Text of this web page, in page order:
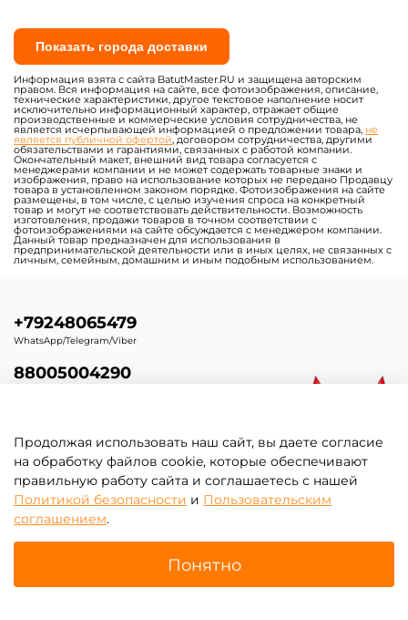
Показать города доставки
Информация взята с сайта BatutMaster.RU и защищена авторским
правом. Вся информация на сайте, все фотоизображения, описание,
технические характеристики, другое текстовое наполнение носит
исключительно информационный характер, отражает общие
производственные и коммерческие условия сотрудничества, не
является исчерпывающей информацией о предложении товара, не
является публичной офертой, договором сотрудничества, другими
обязательствами и гарантиями, связанных с работой компании.
Окончательный макет, внешний вид товара согласуется с
менеджерами компании и не может содержать товарные знаки и
изображения, право на использование которых не передано Продавцу
товара в установленном законом порядке. Фотоизображения на сайте
размещены, в том числе, с целью изучения спроса на конкретный
товар и могут не соответствовать действительности. Возможность
изготовления, продажи товаров в точном соответствии с
фотоизображениями на сайте обсуждается с менеджером компании.
Данный товар предназначен для использования в
предпринимательской деятельности или в иных целях, не связанных с
личным, семейным, домашним и иным подобным использованием.
Самое главное
+79248065479
WhatsApp/Telegram/Viber
88005004290
Электронная почта
Продолжая использовать наш сайт, вы даете согласие
на обработку файлов cookie, которые обеспечивают
правильную работу сайта и соглашаетесь с нашей
Политикой безопасности и Пользовательским
соглашением.
Понятно